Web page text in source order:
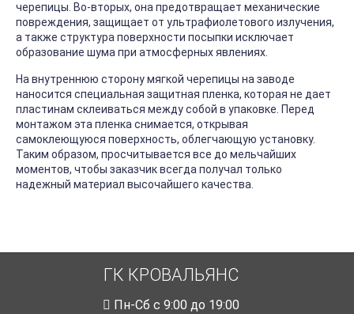
черепицы. Во-вторых, она предотвращает механические
повреждения, защищает от ультрафиолетового излучения,
а также структура поверхности посыпки исключает
образование шума при атмосферных явлениях.
На внутреннюю сторону мягкой черепицы на заводе
наносится специальная защитная пленка, которая не дает
пластинам склеиваться между собой в упаковке. Перед
монтажом эта пленка снимается, открывая
самоклеющуюся поверхность, облегчающую установку.
Таким образом, просчитывается все до мельчайших
моментов, чтобы заказчик всегда получал только
надежный материал высочайшего качества.
ГК КРОВАЛЬЯНС
Пн-Cб с 9:00 до 19:00